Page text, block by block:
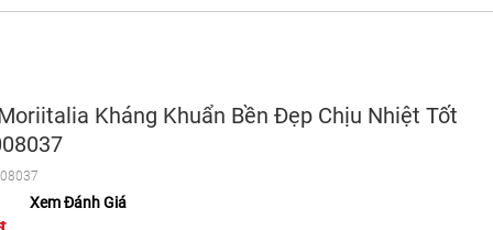
Kháng Khuẩn Bền Đẹp Chịu Nhiệt Tốt
Xem Đánh Giá